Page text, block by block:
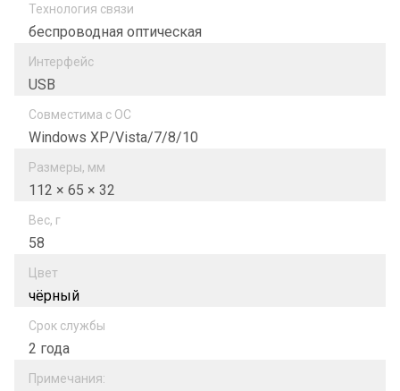
Технология связи
беспроводная оптическая
Интерфейс
USB
Совместима с ОС
Windows XP/Vista/7/8/10
Размеры, мм
112 × 65 × 32
Вес, г
58
Цвет
чёрный
Срок службы
2 года
Примечания: